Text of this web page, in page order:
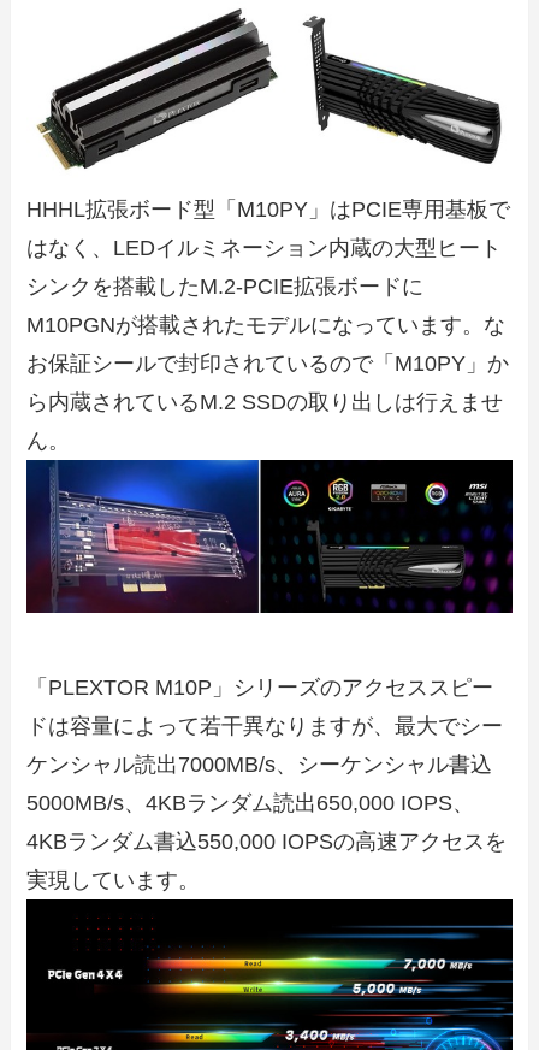
HHHL拡張ボード型「M10PY」はPCIE専用基板で
はなく、LEDイルミネーション内蔵の大型ヒート
シンクを搭載したM.2-PCIE拡張ボードに
M10PGNが搭載されたモデルになっています。な
お保証シールで封印されているので「M10PY」か
ら内蔵されているM.2 SSDの取り出しは行えませ
ん。
「PLEXTOR M10P」シリーズのアクセススピー
ドは容量によって若干異なりますが、最大でシー
ケンシャル読出7000MB/s、シーケンシャル書込
5000MB/s、4KBランダム読出650,000 IOPS、
4KBランダム書込550,000 IOPSの高速アクセスを
実現しています。